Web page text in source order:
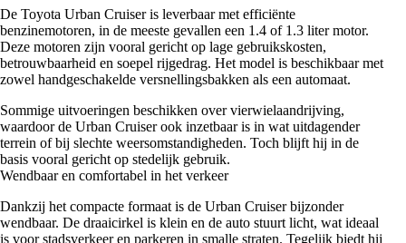
De Toyota Urban Cruiser is leverbaar met efficiënte
benzinemotoren, in de meeste gevallen een 1.4 of 1.3 liter motor.
Deze motoren zijn vooral gericht op lage gebruikskosten,
betrouwbaarheid en soepel rijgedrag. Het model is beschikbaar met
zowel handgeschakelde versnellingsbakken als een automaat.
Sommige uitvoeringen beschikken over vierwielaandrijving,
waardoor de Urban Cruiser ook inzetbaar is in wat uitdagender
terrein of bij slechte weersomstandigheden. Toch blijft hij in de
basis vooral gericht op stedelijk gebruik.
Wendbaar en comfortabel in het verkeer
Dankzij het compacte formaat is de Urban Cruiser bijzonder
wendbaar. De draaicirkel is klein en de auto stuurt licht, wat ideaal
is voor stadsverkeer en parkeren in smalle straten. Tegelijk biedt hij